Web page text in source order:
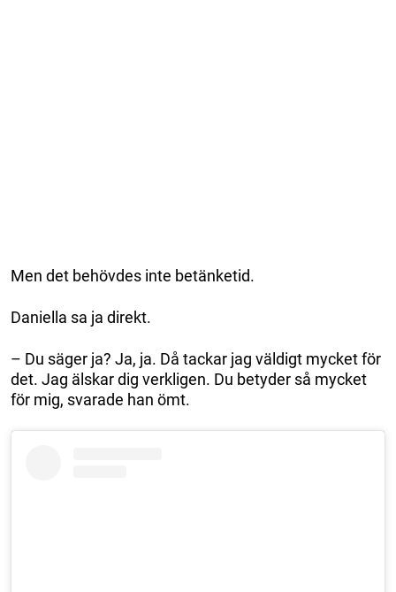
Men det behövdes inte betänketid.
Daniella sa ja direkt.
– Du säger ja? Ja, ja. Då tackar jag väldigt mycket för
det. Jag älskar dig verkligen. Du betyder så mycket
för mig, svarade han ömt.